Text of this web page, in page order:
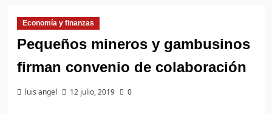
Economía y finanzas
Pequeños mineros y gambusinos
firman convenio de colaboración
luis angel 12 julio, 2019 0